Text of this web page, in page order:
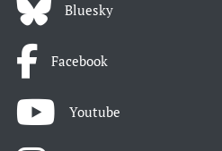
Bluesky
Facebook
Youtube